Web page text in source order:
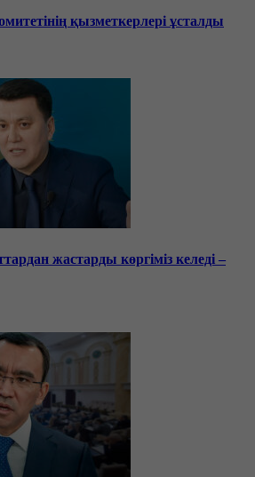
қызметкерлері ұсталды
жастарды көргіміз келеді –